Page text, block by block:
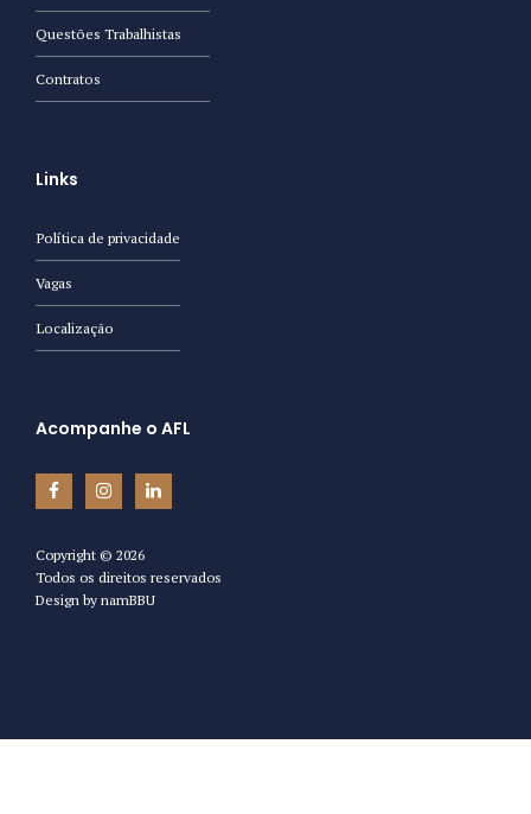
Questões Trabalhistas
Contratos
Links
Política de privacidade
Vagas
Localização
Acompanhe o AFL
Copyright © 2026
Todos os direitos reservados
Design by namBBU